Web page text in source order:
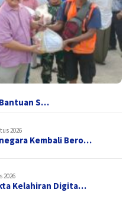
Bantuan S…
2026
Kembali Bero…
2026
Kelahiran Digita…